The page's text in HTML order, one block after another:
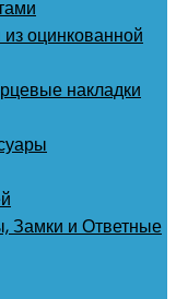
оцинкованной
накладки
Замки и Ответные